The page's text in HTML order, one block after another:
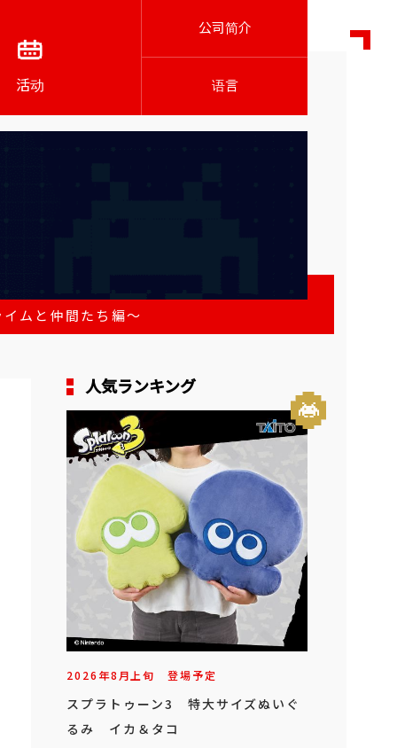
活动
公司简介
语言
ムと仲間たち編～
人気ランキング
2026年8月上旬 登場予定
スプラトゥーン3 特大サイズぬいぐ
るみ イカ＆タコ